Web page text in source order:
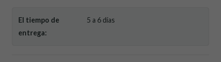
El tiempo de
entrega:
5 a 6 días